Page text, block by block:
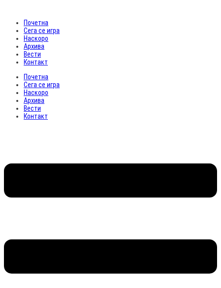
Почетна
Сега се игра
Наскоро
Архива
Вести
Контакт
Почетна
Сега се игра
Наскоро
Архива
Вести
Контакт